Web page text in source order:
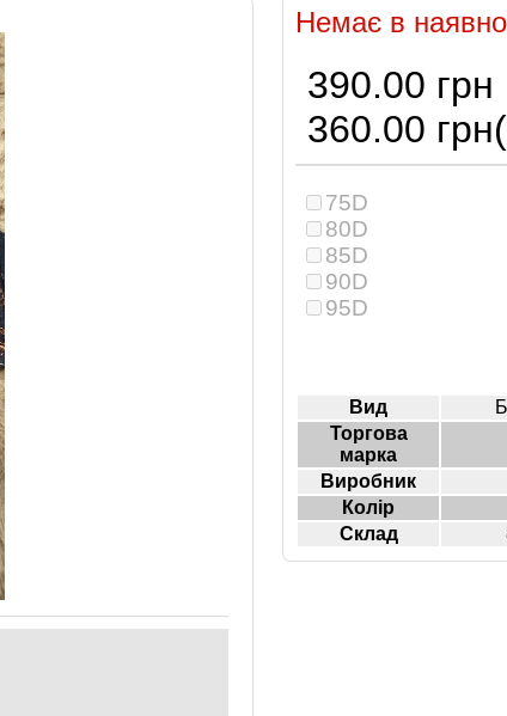
Немає в
390.00 грн
360.00 грн
75D
80D
85D
90D
95D
Вид
Торгова
марка
Виробник
Колір
Склад